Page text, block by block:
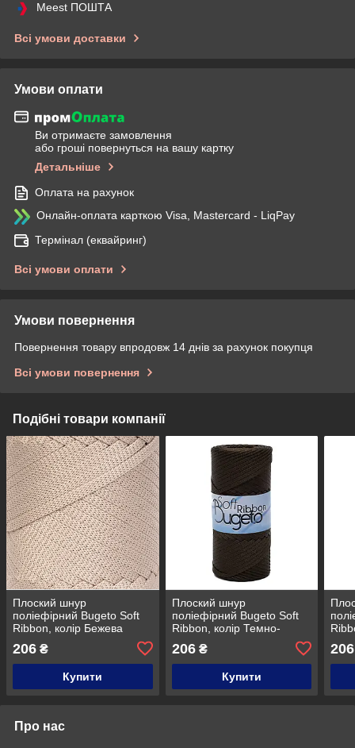
Meest ПОШТА
Всі умови доставки
Умови оплати
Ви отримаєте замовлення
або гроші повернуться на вашу картку
Детальніше
Оплата на рахунок
Онлайн-оплата карткою Visa, Mastercard - LiqPay
Термінал (еквайринг)
Всі умови оплати
Умови повернення
Повернення товару впродовж 14 днів за рахунок покупця
Всі умови повернення
Подібні товари компанії
Плоский шнур
поліефірний Bugeto Soft
Ribbon, колір Бежева
206 ₴
Купити
Плоский шнур
поліефірний Bugeto Soft
Ribbon, колір Темно-
206₴
Купити
206
Про нас